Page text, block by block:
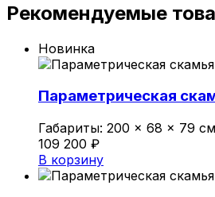
Рекомендуемые
Новинка
Параметрическая
Габариты: 200 × 68 × 79 см
109 200 ₽
В корзину